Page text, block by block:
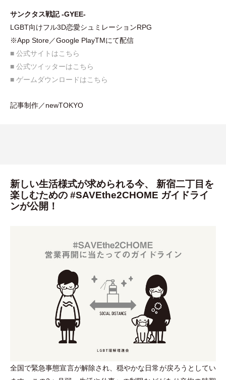
サンクタス戦記 -GYEE-
LGBT向けフル3D恋愛シュミレーションRPG
※App Store／Google PlayTMにて配信
■ 公式サイトはこちら
■ 公式ツイッターはこちら
■ ゲームダウンロードはこちら
記事制作／newTOKYO
新しい生活様式が求められる今、 新宿二丁目を
楽しむための #SAVEthe2CHOME ガイドライ
ンが公開！
全国で緊急事態宣言が解除され、穏やかな日常が戻ろうとしてい